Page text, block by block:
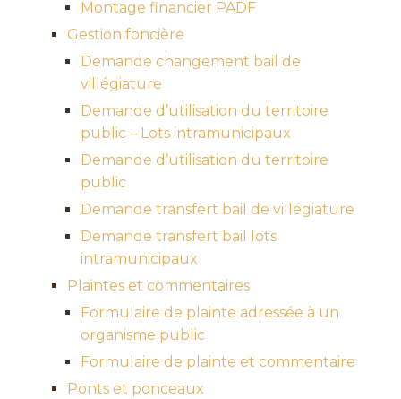
Montage financier PADF
Gestion foncière
Demande changement bail de
villégiature
Demande d’utilisation du territoire
public – Lots intramunicipaux
Demande d’utilisation du territoire
public
Demande transfert bail de villégiature
Demande transfert bail lots
intramunicipaux
Plaintes et commentaires
Formulaire de plainte adressée à un
organisme public
Formulaire de plainte et commentaire
Ponts et ponceaux